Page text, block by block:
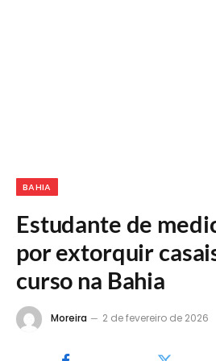
BAHIA
Estudante de
por extorquir
curso na Bahia
Moreira 2 de fevereiro de 2026